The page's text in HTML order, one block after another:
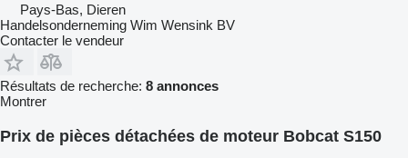
Pays-Bas, Dieren
Handelsonderneming Wim Wensink BV
Contacter le vendeur
Résultats de recherche: 8 annonces
Montrer
Prix de pièces détachées de moteur Bobcat S150